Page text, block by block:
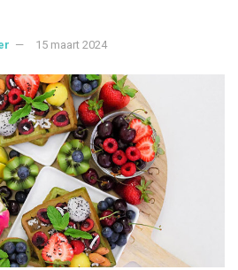
15 maart 2024